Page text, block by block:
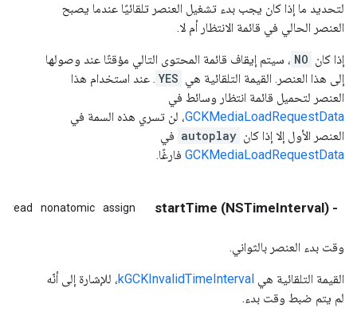
لتحديد ما إذا كان يجب بدء تشغيل العنصر تلقائيًا عندما يصبح
العنصر الحالي في قائمة الانتظار أم لا.
إذا كان NO ، سيتم إيقاف قائمة المحتوى التالي مؤقتًا عند وصولها
إلى هذا العنصر. القيمة التلقائية هي YES . عند استخدام هذا
العنصر لتحميل قائمة انتظار وسائط في
GCKMediaLoadRequestData، لن تسري هذه السمة في
العنصر الأول إلا إذا كان autoplay في
GCKMediaLoadRequestData فارغًا.
- (NSTimeInterval) startTime
read nonatomic assign
وقت بدء العنصر بالثواني.
القيمة التلقائية هي kGCKInvalidTimeInterval، للإشارة إلى أنّه
لم يتم ضبط وقت بدء.